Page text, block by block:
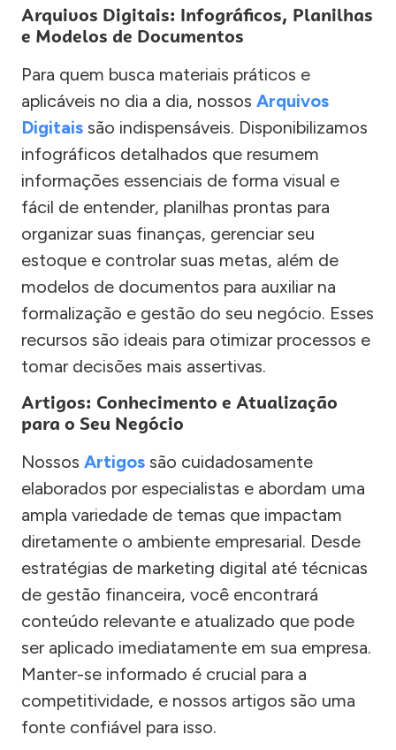
Arquivos Digitais: Infográficos, Planilhas
e Modelos de Documentos
Para quem busca materiais práticos e
aplicáveis no dia a dia, nossos Arquivos
Digitais são indispensáveis. Disponibilizamos
infográficos detalhados que resumem
informações essenciais de forma visual e
fácil de entender, planilhas prontas para
organizar suas finanças, gerenciar seu
estoque e controlar suas metas, além de
modelos de documentos para auxiliar na
formalização e gestão do seu negócio. Esses
recursos são ideais para otimizar processos e
tomar decisões mais assertivas.
Artigos: Conhecimento e Atualização
para o Seu Negócio
Nossos Artigos são cuidadosamente
elaborados por especialistas e abordam uma
ampla variedade de temas que impactam
diretamente o ambiente empresarial. Desde
estratégias de marketing digital até técnicas
de gestão financeira, você encontrará
conteúdo relevante e atualizado que pode
ser aplicado imediatamente em sua empresa.
Manter-se informado é crucial para a
competitividade, e nossos artigos são uma
fonte confiável para isso.